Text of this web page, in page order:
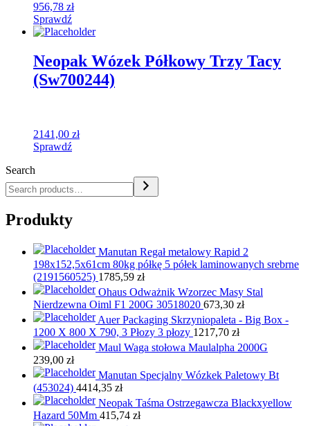
956,78 zł
Sprawdź
Neopak Wózek Półkowy Trzy Tacy
(Sw700244)
2141,00 zł
Sprawdź
Search
Produkty
Manutan Regał metalowy Rapid 2
198x152,5x61cm 80kg półkę 5 półek laminowanych srebrne
(2191560525) 1785,59 zł
Ohaus Odważnik Wzorzec Masy Stal
Nierdzewna Oiml F1 200G 30518020 673,30 zł
Auer Packaging Skrzyniopaleta - Big Box -
1200 X 800 X 790, 3 Płozy 3 płozy 1217,70 zł
Maul Waga stołowa Maulalpha 2000G
239,00 zł
Manutan Specjalny Wózkek Paletowy Bt
(453024) 4414,35 zł
Neopak Taśma Ostrzegawcza Blackxyellow
Hazard 50Mm 415,74 zł